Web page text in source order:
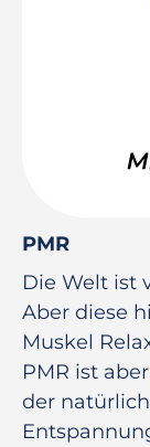
PMR
Die Welt ist
Aber diese
Muskel
PMR ist
der